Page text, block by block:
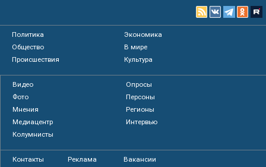
Политика
Экономика
Общество
В мире
Происшествия
Культура
Видео
Опросы
Фото
Персоны
Мнения
Регионы
Медиацентр
Интервью
Колумнисты
Контакты Реклама Вакансии